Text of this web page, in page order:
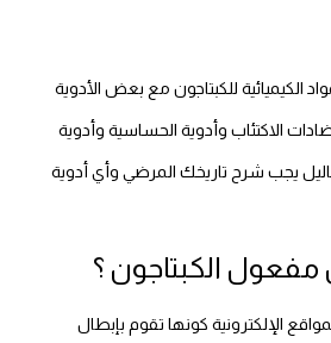
الكيميائية للكبتاجون مع بعض الأدوية
الاكتئاب وأدوية الحساسية وأدوية
يجب شرح تاريخك المرضي وأي أدوية
الكبتاجون ؟
الإلكترونية كونها تقوم بإبطال